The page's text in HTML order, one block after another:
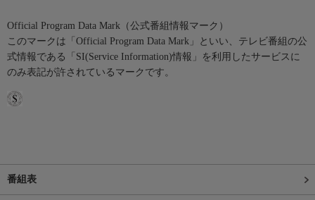
Official Program Data Mark（公式番組情報マーク）
このマークは「Official Program Data Mark」といい、テレビ番組の公
式情報である「SI(Service Information)情報」を利用したサービスに
のみ表記が許されているマークです。
番組表